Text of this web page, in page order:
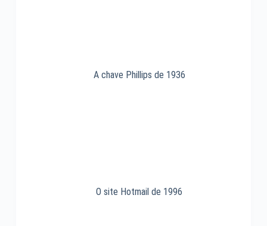
A chave Phillips de 1936
O site Hotmail de 1996